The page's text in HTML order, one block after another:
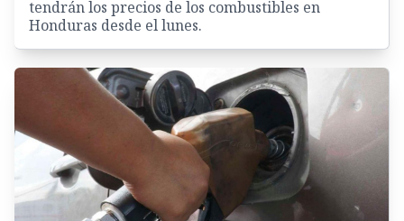
tendrán los precios de los combustibles en
Honduras desde el lunes.